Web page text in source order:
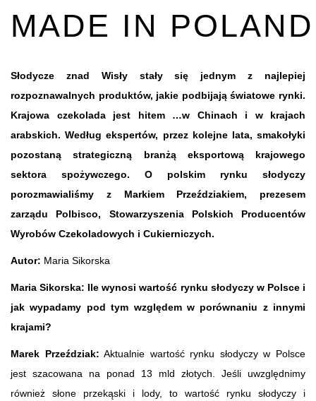
MADE IN POLAND
Słodycze znad Wisły stały się jednym z najlepiej
rozpoznawalnych produktów, jakie podbijają światowe rynki.
Krajowa czekolada jest hitem …w Chinach i w krajach
arabskich. Według ekspertów, przez kolejne lata, smakołyki
pozostaną strategiczną branżą eksportową krajowego
sektora spożywczego. O polskim rynku słodyczy
porozmawialiśmy z Markiem Przeździakiem, prezesem
zarządu Polbisco, Stowarzyszenia Polskich Producentów
Wyrobów Czekoladowych i Cukierniczych.
Autor: Maria Sikorska
Maria Sikorska: Ile wynosi wartość rynku słodyczy w Polsce i
jak wypadamy pod tym względem w porównaniu z innymi
krajami?
Marek Przeździak: Aktualnie wartość rynku słodyczy w Polsce
jest szacowana na ponad 13 mld złotych. Jeśli uwzględnimy
również słone przekąski i lody, to wartość rynku słodyczy i